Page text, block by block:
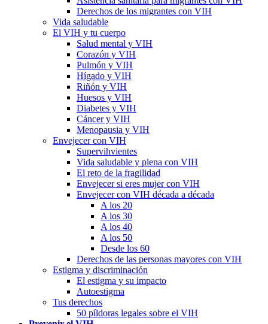
Derechos de los migrantes con VIH
Vida saludable
El VIH y tu cuerpo
Salud mental y VIH
Corazón y VIH
Pulmón y VIH
Hígado y VIH
Riñón y VIH
Huesos y VIH
Diabetes y VIH
Cáncer y VIH
Menopausia y VIH
Envejecer con VIH
Supervihvientes
Vida saludable y plena con VIH
El reto de la fragilidad
Envejecer si eres mujer con VIH
Envejecer con VIH década a década
A los 20
A los 30
A los 40
A los 50
Desde los 60
Derechos de las personas mayores con VIH
Estigma y discriminación
El estigma y su impacto
Autoestigma
Tus derechos
50 píldoras legales sobre el VIH